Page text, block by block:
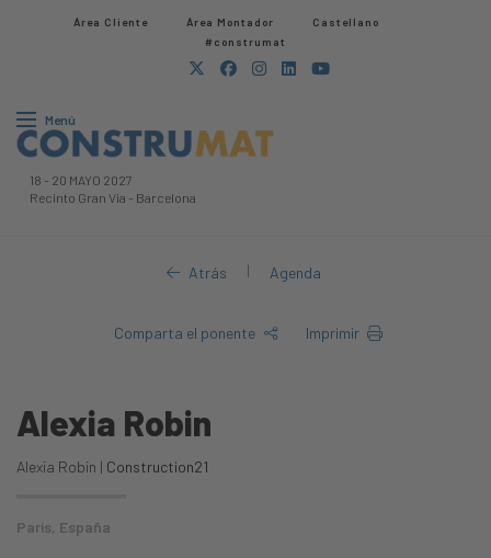
Área Cliente Área Montador
Castellano
#construmat
Menú
18 - 20 MAYO 2027
Recinto Gran Via - Barcelona
Atrás | Agenda
Comparta el ponente Imprimir
Alexia Robin
Alexia Robin | Construction21
Paris, España